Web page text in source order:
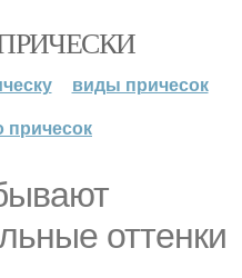
виды причесок
причесок
оттенки